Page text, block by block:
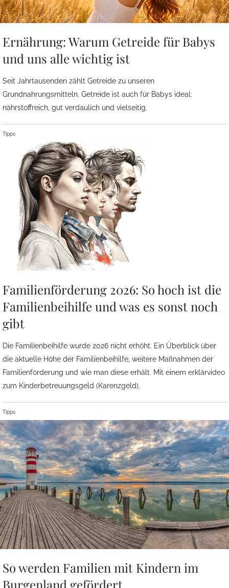
Ernährung: Warum Getreide für Babys
und uns alle wichtig ist
Seit Jahrtausenden zählt Getreide zu unseren
Grundnahrungsmitteln. Getreide ist auch für Babys ideal:
nährstoffreich, gut verdaulich und vielseitig.
Tipps
Familienförderung 2026: So hoch ist die
Familienbeihilfe und was es sonst noch
gibt
Die Familienbeihilfe wurde 2026 nicht erhöht. Ein Überblick über
die aktuelle Höhe der Familienbeihilfe, weitere Maßnahmen der
Familienförderung und wie man diese erhält. Mit einem erklärvideo
zum Kinderbetreuungsgeld (Karenzgeld).
Tipps
So werden Familien mit Kindern im
Burgenland gefördert